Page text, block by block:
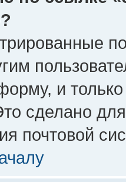
и
сделано
почтовой